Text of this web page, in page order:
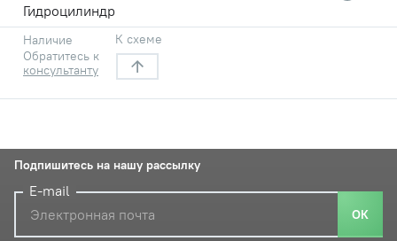
Гидроцилиндр
Наличие
Обратитесь к
консультанту
К схеме
Подпишитесь на нашу рассылку
E-mail
ОК